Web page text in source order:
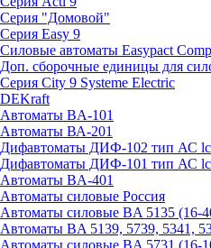
Серия "Домовой"
Серия Easy 9
Силовые автоматы Easypact
Доп. сборочные единицы для
Серия City 9 Systeme Electric
DEKraft
Автоматы BA-101
Автоматы ВА-201
Дифавтоматы ДИФ-102 тип АС
Дифавтоматы ДИФ-101 тип АС
Автоматы BA-401
Автоматы силовые Россия
Автоматы силовые BA 5135 (16-
Автоматы BA 5139, 5739, 5341,
Автоматы силовые BA 5731 (16-